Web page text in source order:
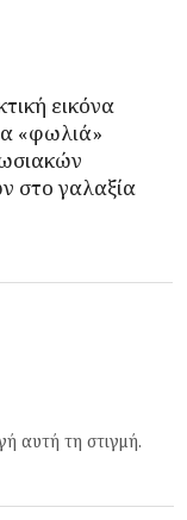
εικόνα
«φωλιά»
στο γαλαξία
αυτή τη στιγμή.